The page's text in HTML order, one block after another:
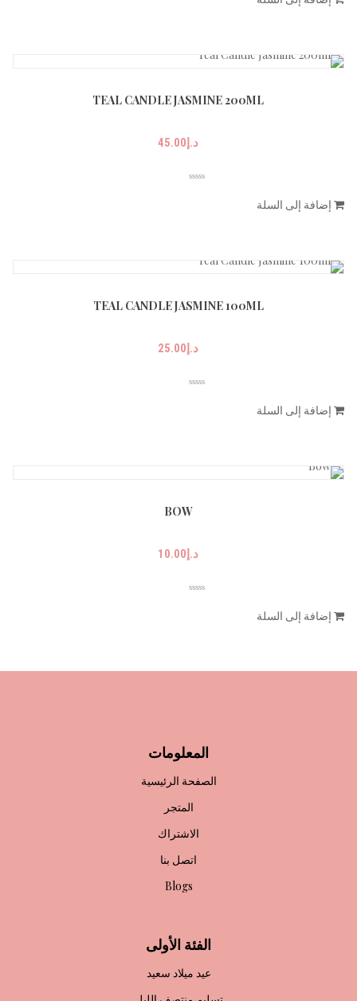
TEAL CANDLE JASMINE 200ML
د.إ45.00
إضافة إلى السلة
TEAL CANDLE JASMINE 100ML
د.إ25.00
إضافة إلى السلة
BOW
د.إ10.00
إضافة إلى السلة
المعلومات
الصفحة الرئيسية
المتجر
الاشتراك
اتصل بنا
Blogs
الفئة الأولى
عيد ميلاد سعيد